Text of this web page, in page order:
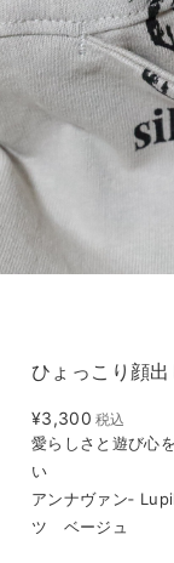
ひょっこり顔
¥3,300 税込
愛らしさと遊び心
い
アンナヴァン‐
ツ ベージュ